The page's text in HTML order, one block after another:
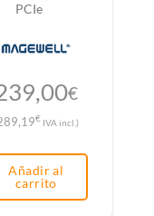
PCIe
€
€IVA incl.)
Añadir al
carrito